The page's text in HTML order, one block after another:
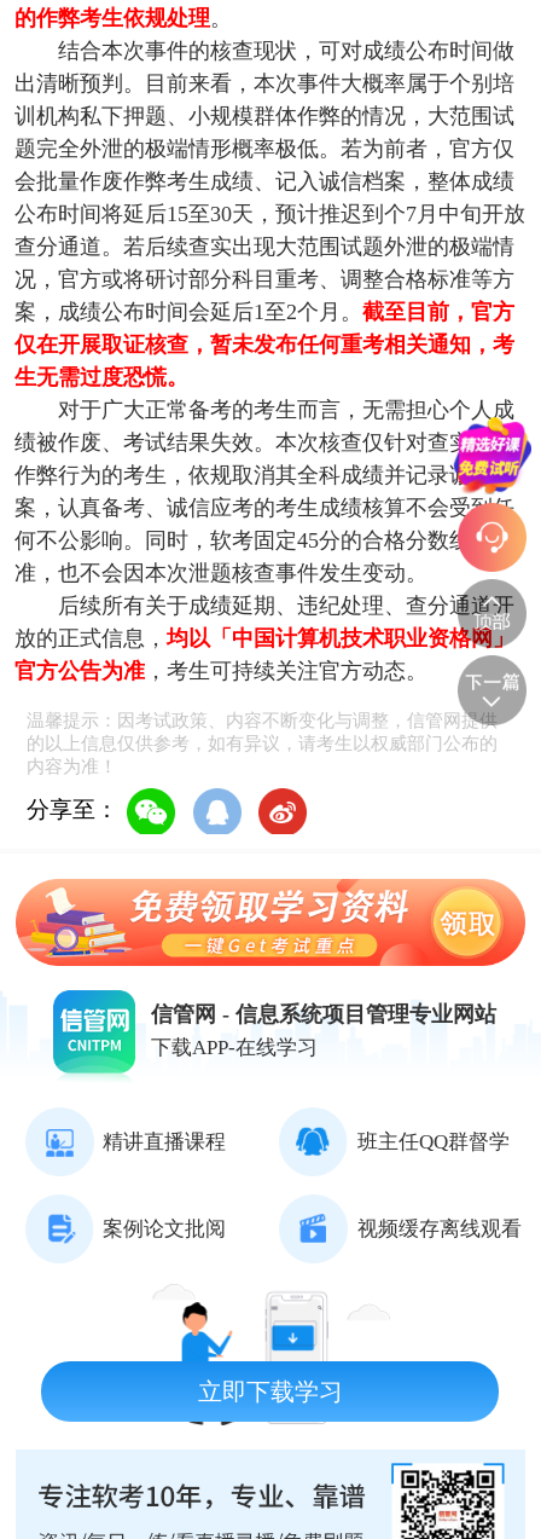
的作弊考生依规处理。
结合本次事件的核查现状，可对成绩公布时间做
出清晰预判。目前来看，本次事件大概率属于个别培
训机构私下押题、小规模群体作弊的情况，大范围试
题完全外泄的极端情形概率极低。若为前者，官方仅
会批量作废作弊考生成绩、记入诚信档案，整体成绩
公布时间将延后15至30天，预计推迟到个7月中旬开放
查分通道。若后续查实出现大范围试题外泄的极端情
况，官方或将研讨部分科目重考、调整合格标准等方
案，成绩公布时间会延后1至2个月。 截至目前，官方
仅在开展取证核查，暂未发布任何重考相关通知，考
生无需过度恐慌。
对于广大正常备考的考生而言，无需担心个人成
绩被作废、考试结果失效。本次核查仅针对查实存在
作弊行为的考生，依规取消其全科成绩并记录诚信档
案，认真备考、诚信应考的考生成绩核算不会受到任
何不公影响。同时，软考固定45分的合格分数线标
准，也不会因本次泄题核查事件发生变动。
后续所有关于成绩延期、违纪处理、查分通道开
放的正式信息，均以「中国计算机技术职业资格网」
官方公告为准，考生可持续关注官方动态。
温馨提示：因考试政策、内容不断变化与调整，信管网提供
的以上信息仅供参考，如有异议，请考生以权威部门公布的
内容为准！
分享至：
信管网 - 信息系统项目管理专业网站
下载APP-在线学习
精讲直播课程 班主任QQ群督学
案例论文批阅 视频缓存离线观看
立即下载学习